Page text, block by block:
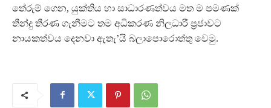
තේරුම් ගෙන, යුක්තිය හා සාධාරණත්වය මත ම පමණක්
තීන්දු තීරණ ගැනීමට තම අධිකරණ නිලධාරී ප‍්‍රජාවට
නායකත්වය දෙනවා ඇතැ’යි බලාපොරොත්තු වෙමු.